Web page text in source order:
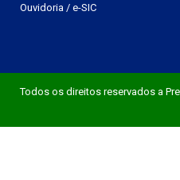
Ouvidoria / e-SIC
Todos os direitos reservados a